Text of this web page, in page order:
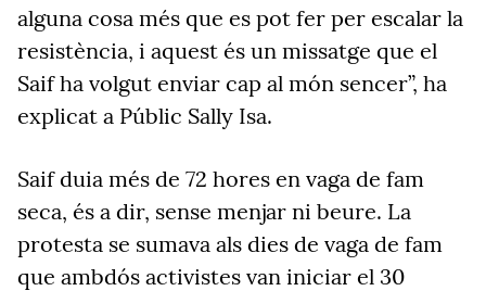
alguna cosa més que es pot fer per escalar la
resistència, i aquest és un missatge que el
Saif ha volgut enviar cap al món sencer”, ha
explicat a Públic Sally Isa.
Saif duia més de 72 hores en vaga de fam
seca, és a dir, sense menjar ni beure. La
protesta se sumava als dies de vaga de fam
que ambdós activistes van iniciar el 30